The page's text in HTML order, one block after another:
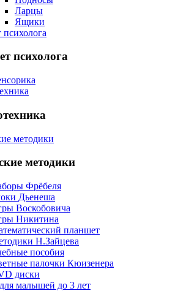
Ларцы
Ящики
психолога
методики
методики
Фрёбеля
Дьенеша
Воскобовича
Никитина
планшет
Н.Зайцева
пособия
палочки Кюизенера
диски
малышей до 3 лет